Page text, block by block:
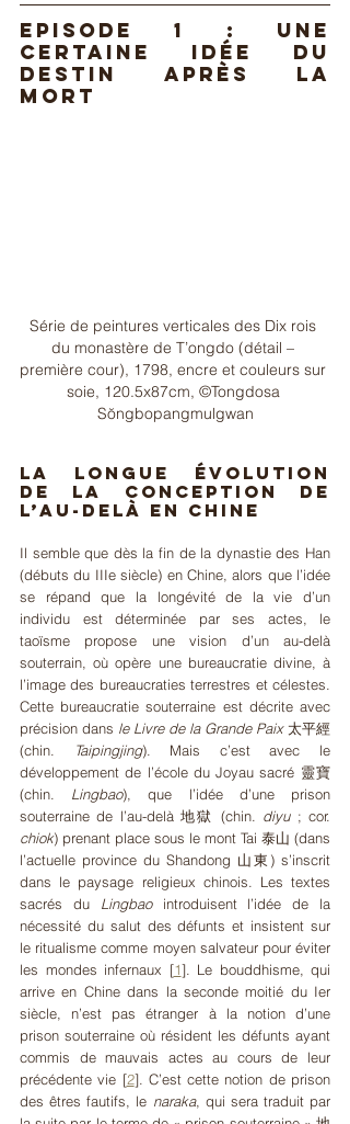
Episode 1 : Une
certaine idée du
destin après la
mort
Série de peintures verticales des Dix rois
du monastère de T’ongdo (détail –
première cour), 1798, encre et couleurs sur
soie, 120.5x87cm, ©Tongdosa
Sŏngbopangmulgwan
La longue évolution
de la conception de
l’au-delà en Chine
Il semble que dès la fin de la dynastie des Han
(débuts du IIIe siècle) en Chine, alors que l’idée
se répand que la longévité de la vie d’un
individu est déterminée par ses actes, le
taoïsme propose une vision d’un au-delà
souterrain, où opère une bureaucratie divine, à
l’image des bureaucraties terrestres et célestes.
Cette bureaucratie souterraine est décrite avec
précision dans le Livre de la Grande Paix 太平經
(chin.
Taipingjing). Mais c’est avec le
développement de l’école du Joyau sacré 靈寶
(chin. Lingbao), que l’idée d’une prison
souterraine de l’au-delà 地獄 (chin. diyu
chiok) prenant place sous le mont Tai 泰山 (dans
l’actuelle province du Shandong 山東) s’inscrit
dans le paysage religieux chinois. Les textes
sacrés du Lingbao introduisent l’idée de la
nécessité du salut des défunts et insistent sur
le ritualisme comme moyen salvateur pour éviter
les mondes infernaux [1]. Le bouddhisme, qui
arrive en Chine dans la seconde moitié du Ier
siècle, n’est pas étranger à la notion d’une
prison souterraine où résident les défunts ayant
commis de mauvais actes au cours de leur
précédente vie [2]. C’est cette notion de prison
des êtres fautifs, le naraka, qui sera traduit par